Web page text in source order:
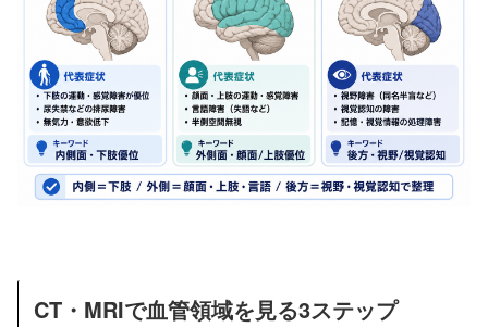
CT・MRIで血管領域を見る3ステップ